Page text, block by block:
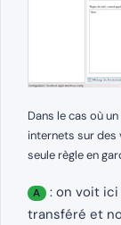
Dans le cas où
internets sur des
seule règle en
A : on voit ici
transféré et